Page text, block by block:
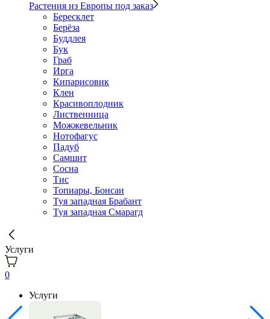
Растения из Европы под заказ
Бересклет
Берёза
Буддлея
Бук
Граб
Ирга
Кипарисовик
Клен
Красивоплодник
Лиственница
Можжевельник
Нотофагус
Падуб
Самшит
Сосна
Тис
Топиары, Бонсаи
Туя западная Брабант
Туя западная Смарагд
Услуги
0
Услуги